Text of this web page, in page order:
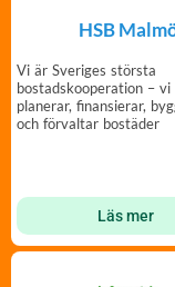
HSB
Vi är Sveriges största
bostadskooperation – vi
planerar, finansierar,
och förvaltar bostäder
Läs mer